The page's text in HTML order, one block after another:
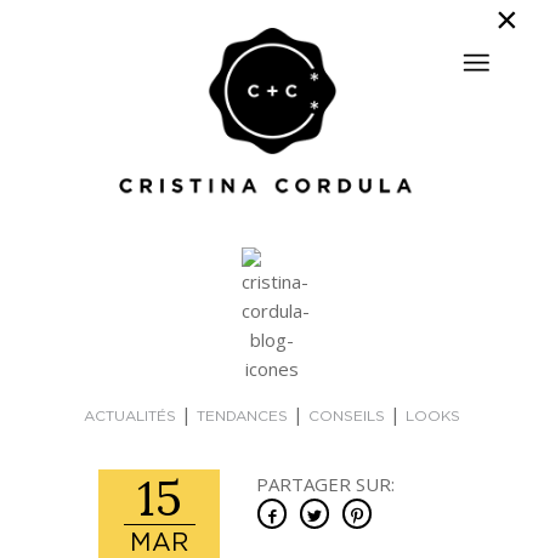
ACTUALITÉS | TENDANCES | CONSEILS | LOOKS
15
MAR
PARTAGER SUR: